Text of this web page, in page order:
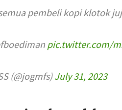
pembeli kopi klotok
pic.twitter.com/
(@jogmfs)July 31, 2023